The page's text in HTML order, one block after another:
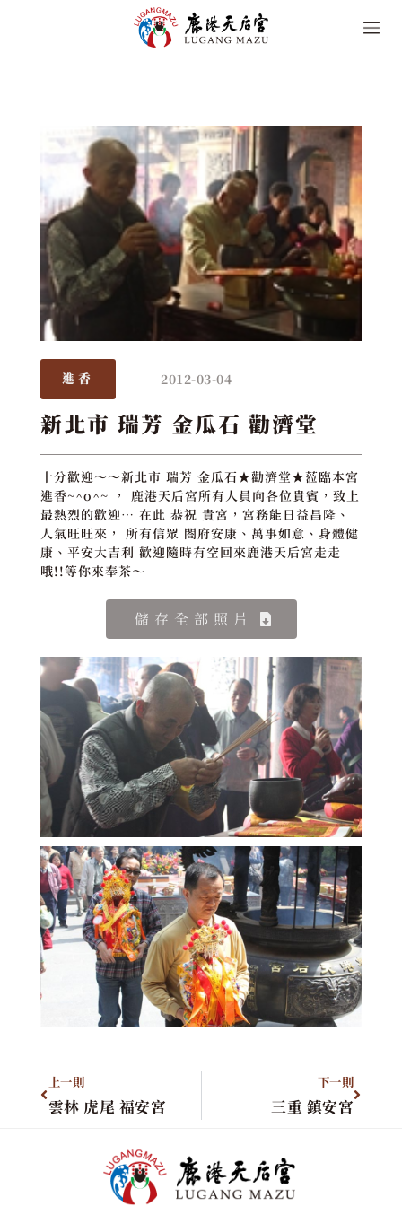
進香 2012-03-04
新北市 瑞芳 金瓜石 勸濟堂
十分歡迎～～新北市 瑞芳 金瓜石★勸濟堂★蒞臨本宮
進香~^o^~ ， 鹿港天后宮所有人員向各位貴賓，致上
最熱烈的歡迎… 在此 恭祝 貴宮，宮務能日益昌隆、
人氣旺旺來， 所有信眾 閤府安康、萬事如意、身體健
康、平安大吉利 歡迎隨時有空回來鹿港天后宮走走
哦!!等你來奉茶～
儲存全部照片
上一則
雲林 虎尾 福安宮
下一則
三重 鎮安宮